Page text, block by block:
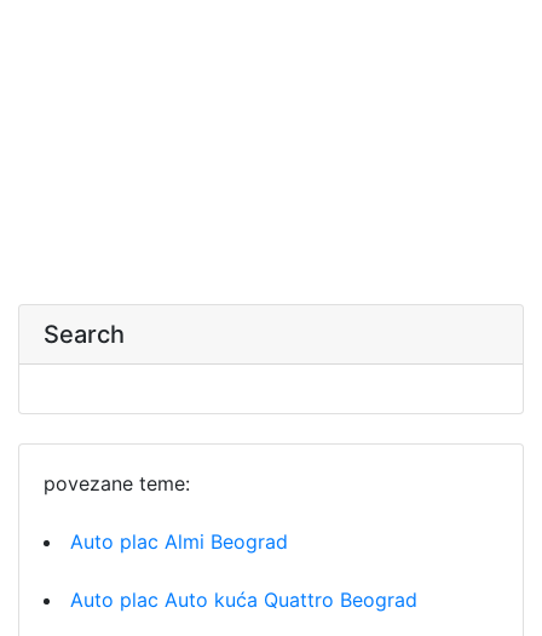
Search
povezane teme:
Auto plac Almi Beograd
Auto plac Auto kuća Quattro Beograd